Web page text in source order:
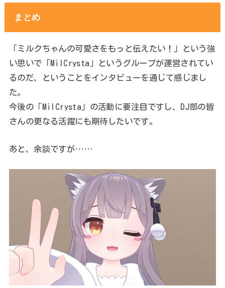
まとめ
「ミルクちゃんの可愛さをもっと伝えたい！」という強
い思いで「MilCrysta」というグループが運営されてい
るのだ、ということをインタビューを通じて感じまし
た。
今後の「MilCrysta」の活動に要注目ですし、DJ部の皆
さんの更なる活躍にも期待したいです。
あと、余談ですが……